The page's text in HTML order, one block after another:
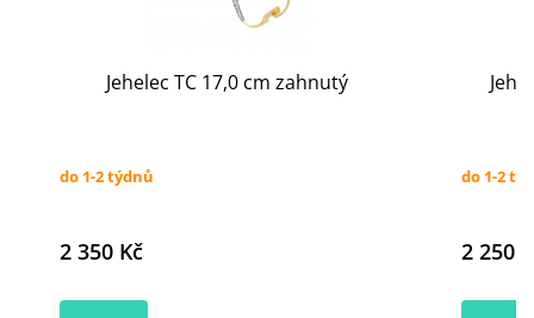
Jehelec TC 17,0 cm zahnutý
do 1-2 týdnů
2 350 Kč
do 1-2
2 250